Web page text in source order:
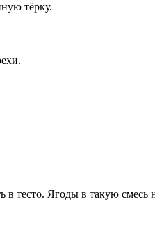
тёрку.
тесто. Ягоды в такую смесь